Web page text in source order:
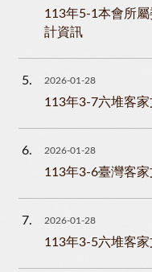
113年5-1本會所
計資訊
5 2026-01-28
113年3-7六堆客
6 2026-01-28
113年3-6臺灣客
7 2026-01-28
113年3-5六堆客